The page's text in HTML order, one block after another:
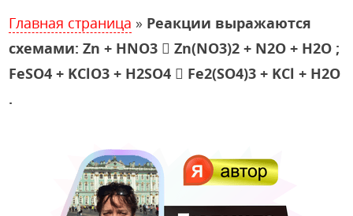
Главная страница » Реакции выражаются
схемами: Zn + HNO3  Zn(NO3)2 + N2O + H2O ;
FeSO4 + KClO3 + H2SO4  Fe2(SO4)3 + KCl + H2O
.